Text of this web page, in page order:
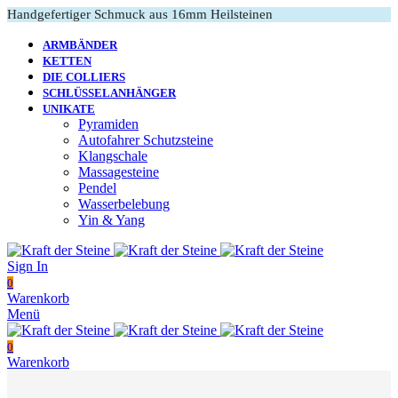
Handgefertiger Schmuck aus 16mm Heilsteinen
ARMBÄNDER
KETTEN
DIE COLLIERS
SCHLÜSSELANHÄNGER
UNIKATE
Pyramiden
Autofahrer Schutzsteine
Klangschale
Massagesteine
Pendel
Wasserbelebung
Yin & Yang
Sign In
0
Warenkorb
Menü
0
Warenkorb